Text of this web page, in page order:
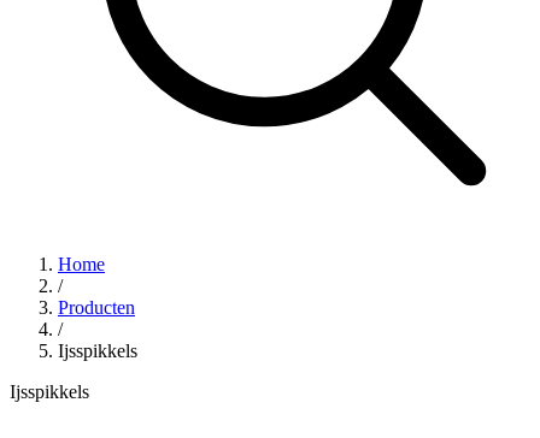
Home
/
Producten
/
Ijsspikkels
Ijsspikkels